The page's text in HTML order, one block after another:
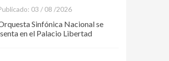
03 / 08 /2026
Sinfónica Nacional se
en el Palacio Libertad